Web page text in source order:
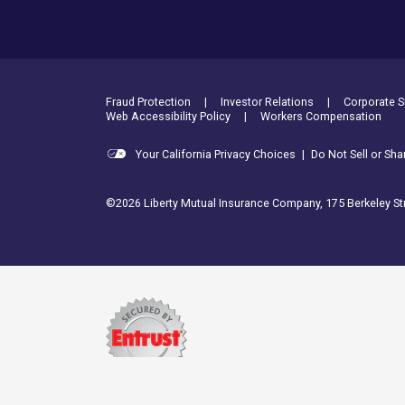
Footer Utility Links
Fraud Protection Investor Relations
Corporate
Web Accessibility Policy
Workers Compensation
Your California Privacy Choices | Do Not Sell or
©2026 Liberty Mutual Insurance Company, 175 Berkeley
Entrust